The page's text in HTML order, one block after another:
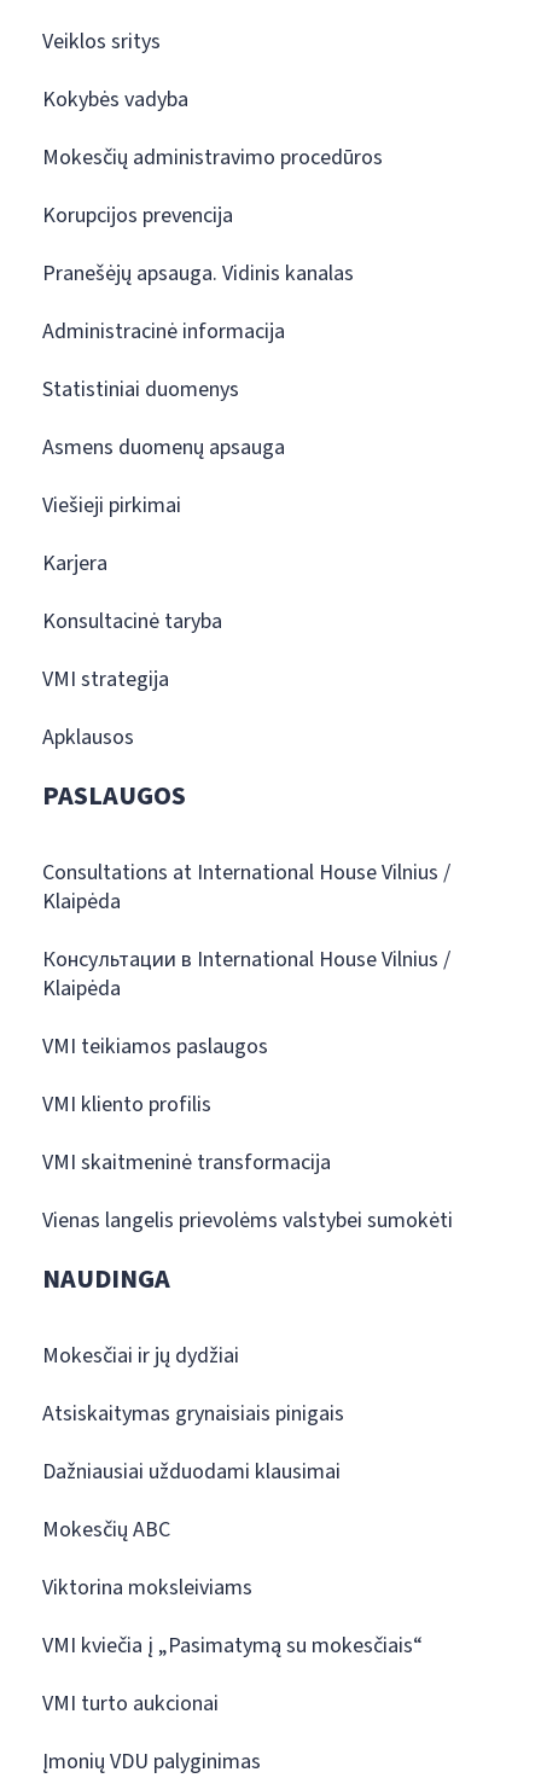
Veiklos sritys
Kokybės vadyba
Mokesčių administravimo procedūros
Korupcijos prevencija
Pranešėjų apsauga. Vidinis kanalas
Administracinė informacija
Statistiniai duomenys
Asmens duomenų apsauga
Viešieji pirkimai
Karjera
Konsultacinė taryba
VMI strategija
Apklausos
PASLAUGOS
Consultations at International House Vilnius /
Klaipėda
Консультации в International House Vilnius /
Klaipėda
VMI teikiamos paslaugos
VMI kliento profilis
VMI skaitmeninė transformacija
Vienas langelis prievolėms valstybei sumokėti
NAUDINGA
Mokesčiai ir jų dydžiai
Atsiskaitymas grynaisiais pinigais
Dažniausiai užduodami klausimai
Mokesčių ABC
Viktorina moksleiviams
VMI kviečia į „Pasimatymą su mokesčiais“
VMI turto aukcionai
Įmonių VDU palyginimas